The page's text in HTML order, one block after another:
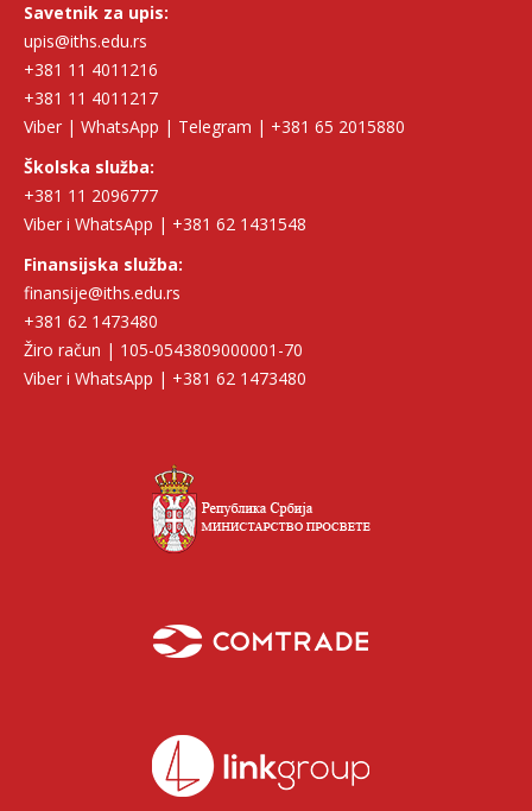
Savetnik za upis:
upis@iths.edu.rs
+381 11 4011216
+381 11 4011217
Viber | WhatsApp | Telegram | +381 65 2015880
Školska služba:
+381 11 2096777
Viber i WhatsApp | +381 62 1431548
Finansijska služba:
finansije@iths.edu.rs
+381 62 1473480
Žiro račun | 105-0543809000001-70
Viber i WhatsApp | +381 62 1473480